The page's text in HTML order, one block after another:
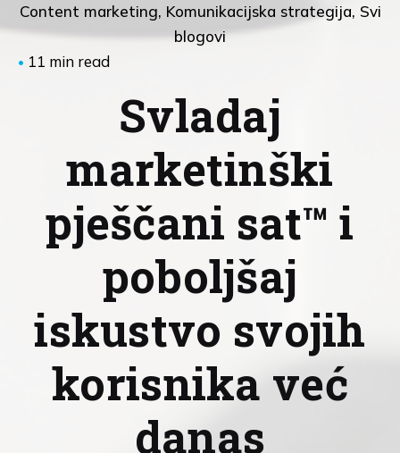
Content marketing Komunikacijska strategija Svi
blogovi
11 min read
Svladaj
marketinški
pješčani sat™ i
poboljšaj
iskustvo svojih
korisnika već
danas